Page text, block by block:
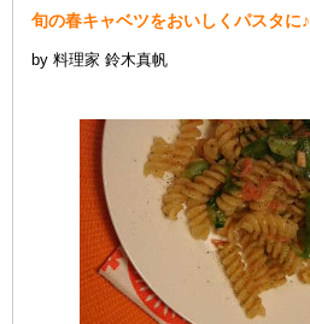
旬の春キャベツをおいしくパスタに♪
by 料理家 鈴木真帆